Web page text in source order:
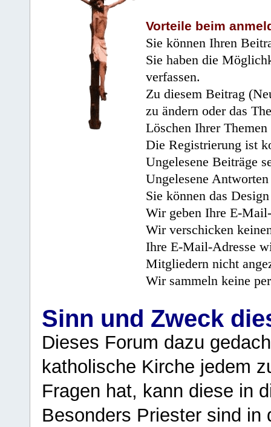
Vorteile beim
Sie können Ihren
Sie haben die
verfassen.
Zu diesem Beitrag
zu ändern oder das
Löschen Ihrer
Die Registrierung ist
Ungelesene Beiträge
Ungelesene
Sie können das
Wir geben Ihre E-
Wir verschicken
Ihre E-Mail-Adresse
Mitgliedern nicht
Wir sammeln keine
Sinn und Zweck
Dieses Forum dazu
katholische Kirche jedem
Fragen hat, kann diese in
Besonders Priester sind in